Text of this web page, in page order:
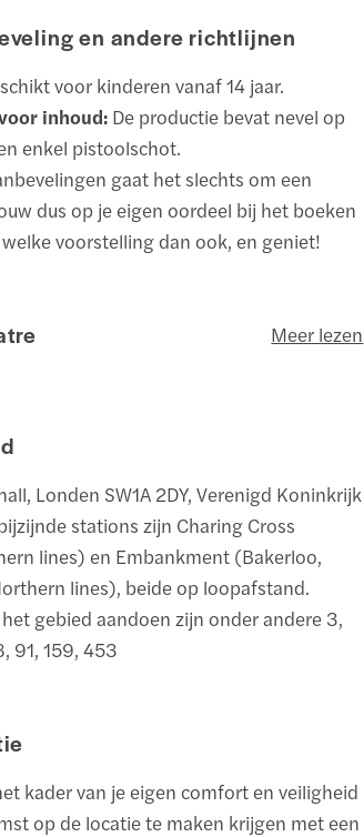
en andere richtlijnen
voor kinderen vanaf 14 jaar.
inhoud: De productie bevat nevel op
enkel pistoolschot.
gaat het slechts om een
dus op je eigen oordeel bij het boeken
voorstelling dan ook, en geniet!
Meer lezen
Londen SW1A 2DY, Verenigd Koninkrijk
stations zijn Charing Cross
lines) en Embankment (Bakerloo,
lines), beide op loopafstand.
gebied aandoen zijn onder andere 3,
91, 159, 453
kader van je eigen comfort en veiligheid
op de locatie te maken krijgen met een